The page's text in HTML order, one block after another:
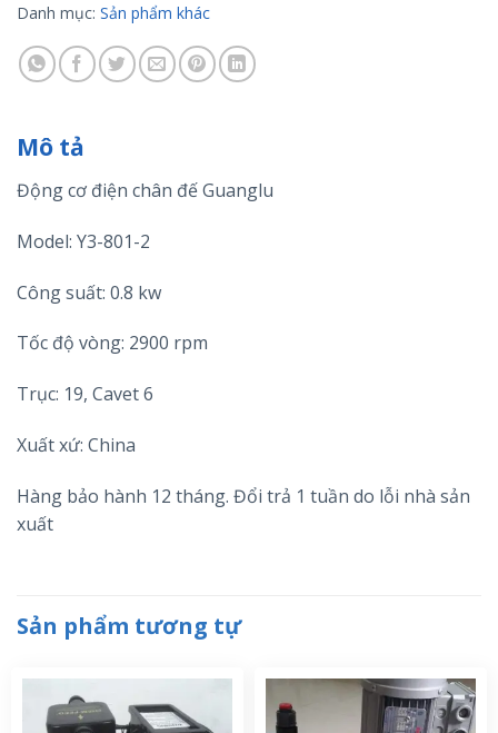
Danh mục: Sản phẩm khác
Mô tả
Động cơ điện chân đế Guanglu
Model: Y3-801-2
Công suất: 0.8 kw
Tốc độ vòng: 2900 rpm
Trục: 19, Cavet 6
Xuất xứ: China
Hàng bảo hành 12 tháng. Đổi trả 1 tuần do lỗi nhà sản
xuất
Sản phẩm tương tự